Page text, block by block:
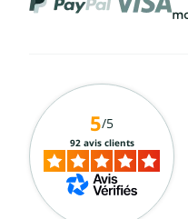
5/5
92 avis clients